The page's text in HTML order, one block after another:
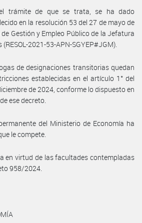
trámite de que se trata, se ha dado
en la resolución 53 del 27 de mayo de
Gestión y Empleo Público de la Jefatura
2021-53-APN-SGYEP#JGM).
de designaciones transitorias quedan
establecidas en el artículo 1° del
de 2024, conforme lo dispuesto en
ese decreto.
del Ministerio de Economía ha
le compete.
en virtud de las facultades contempladas
958/2024.